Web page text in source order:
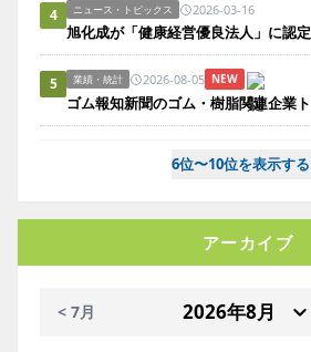
4 ニュース・トピックス 2026-03-16
旭化成が「健康経営優良法人」に認定
5 業績・統計 2026-08-05 NEW
6位〜10位を表示する
アーカイブ
< 7月